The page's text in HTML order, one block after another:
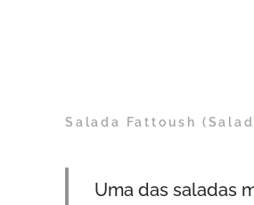
Salada Fattoush
Uma das saladas